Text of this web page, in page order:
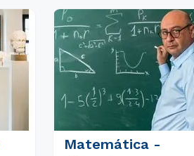
Matemática -